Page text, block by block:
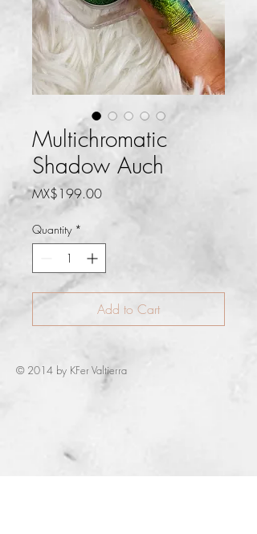
Multichromatic
Shadow Auch
MX$199.00Price
Quantity *
Add to Cart
© 2014 by KFer Valtierra